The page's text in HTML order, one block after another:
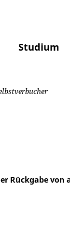
Studium
Rückgabe von